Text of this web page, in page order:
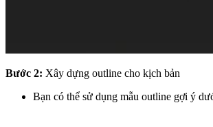
Bước 2: Xây dựng outline cho kịch bản
Bạn có thể sử dụng mẫu outline gợi ý